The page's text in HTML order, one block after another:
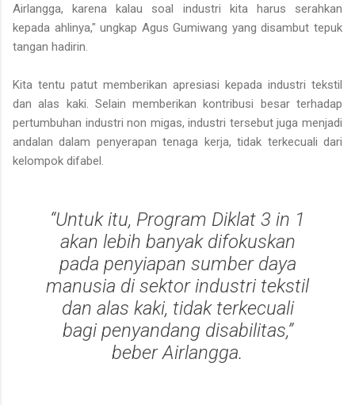
Airlangga, karena kalau soal industri kita harus serahkan
kepada ahlinya," ungkap Agus Gumiwang yang disambut tepuk
tangan hadirin.
Kita tentu patut memberikan apresiasi kepada industri tekstil
dan alas kaki. Selain memberikan kontribusi besar terhadap
pertumbuhan industri non migas, industri tersebut juga menjadi
andalan dalam penyerapan tenaga kerja, tidak terkecuali dari
kelompok difabel.
“Untuk itu, Program Diklat 3 in 1
akan lebih banyak difokuskan
pada penyiapan sumber daya
manusia di sektor industri tekstil
dan alas kaki, tidak terkecuali
bagi penyandang disabilitas,”
beber Airlangga.